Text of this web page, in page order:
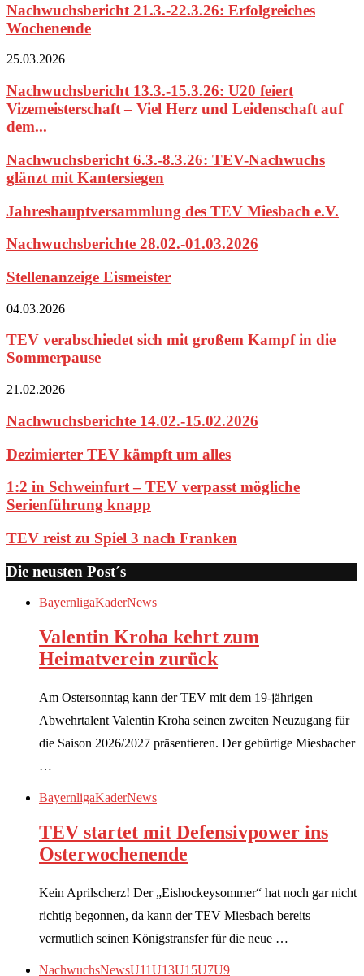
Nachwuchsbericht 21.3.-22.3.26: Erfolgreiches
Wochenende
25.03.2026
Nachwuchsbericht 13.3.-15.3.26: U20 feiert
Vizemeisterschaft – Viel Herz und Leidenschaft auf
dem...
Nachwuchsbericht 6.3.-8.3.26: TEV-Nachwuchs
glänzt mit Kantersiegen
Jahreshauptversammlung des TEV Miesbach e.V.
Nachwuchsberichte 28.02.-01.03.2026
Stellenanzeige Eismeister
04.03.2026
TEV verabschiedet sich mit großem Kampf in die
Sommerpause
21.02.2026
Nachwuchsberichte 14.02.-15.02.2026
Dezimierter TEV kämpft um alles
1:2 in Schweinfurt – TEV verpasst mögliche
Serienführung knapp
TEV reist zu Spiel 3 nach Franken
Die neusten Post´s
BayernligaKaderNews
Valentin Kroha kehrt zum
Heimatverein zurück
Am Ostersonntag kann der TEV mit dem 19-jährigen
Abwehrtalent Valentin Kroha seinen zweiten Neuzugang für
die Saison 2026/2027 präsentieren. Der gebürtige Miesbacher
…
BayernligaKaderNews
TEV startet mit Defensivpower ins
Osterwochenende
Kein Aprilscherz! Der „Eishockeysommer“ hat noch gar nicht
richtig begonnen, da kann der TEV Miesbach bereits
vermutlich seinen Königstransfer für die neue …
NachwuchsNewsU11U13U15U7U9